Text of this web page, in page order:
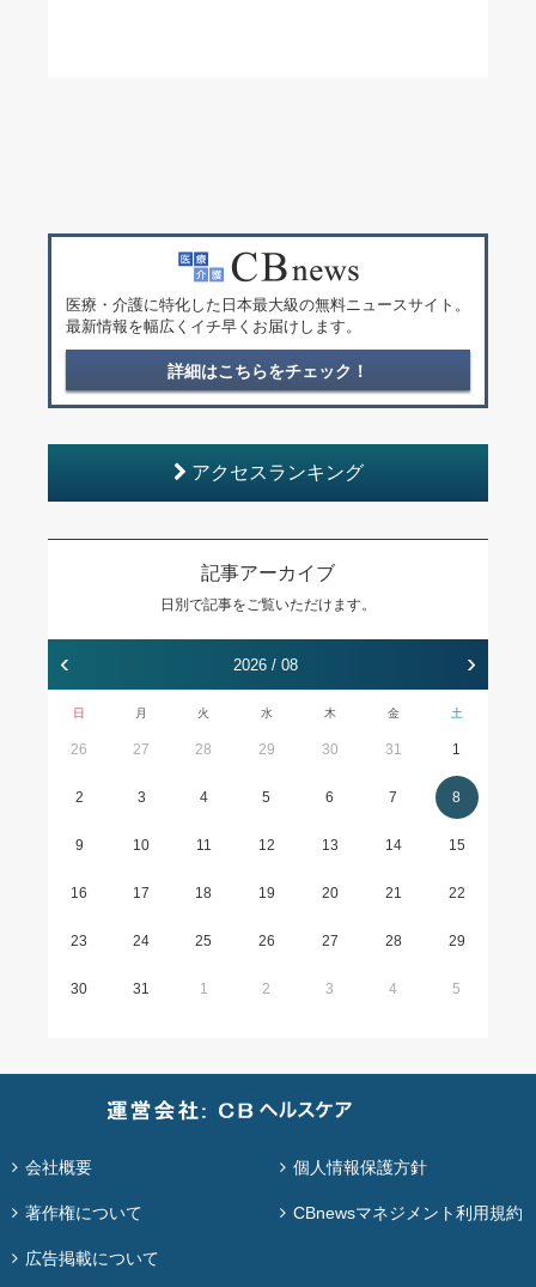
医療・介護に特化した日本最大級の無料ニュースサイト。
最新情報を幅広くイチ早くお届けします。
詳細はこちらをチェック！
アクセスランキング
記事アーカイブ
日別で記事をご覧いただけます。
‹ 2026 / 08 ›
日 月 火 水 木 金 土
26 27 28 29 30 31 1
2 3 4 5 6 7 8
9 10 11 12 13 14 15
16 17 18 19 20 21 22
23 24 25 26 27 28 29
30 31 1 2 3 4 5
会社概要 個人情報保護方針
著作権について CBnewsマネジメント利用規約
広告掲載について